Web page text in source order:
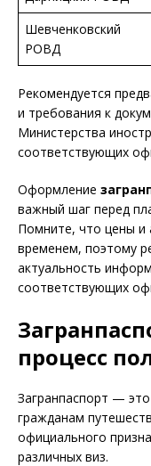
Шевченковский
РОВД
Рекомендуется
и требования к
Министерства
соответствующих
Оформление
важный шаг перед
Помните, что цены и
временем, поэтому
актуальность
соответствующих
процесс
Загранпаспорт —
гражданам
официального
различных виз.